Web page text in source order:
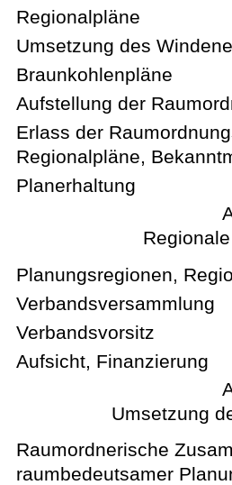
Regionalpläne
Umsetzung des
Braunkohlenpläne
Aufstellung der
Erlass der
Regionalpläne,
Planerhaltung
Planungsregionen,
Verbandsversammlung
Verbandsvorsitz
Aufsicht, Finanzierung
Umsetzung
Raumordnerische
raumbedeutsamer